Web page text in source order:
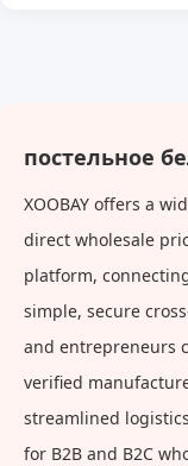
декоративная
подушка, вышитый
милая, из чистого
комфортная
постельное
XOOBAY offers a
direct wholesale
platform,
simple, secure
and entrepreneurs
verified
streamlined
for B2B and B2C